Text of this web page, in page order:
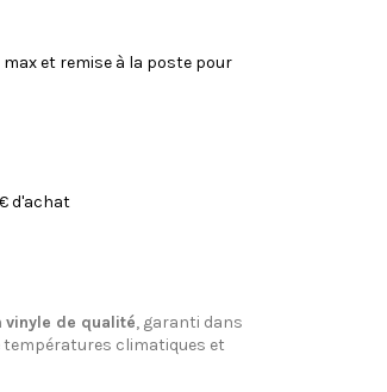
et remise à la poste pour
d'achat
vinyle de qualité, garanti dans
climatiques et